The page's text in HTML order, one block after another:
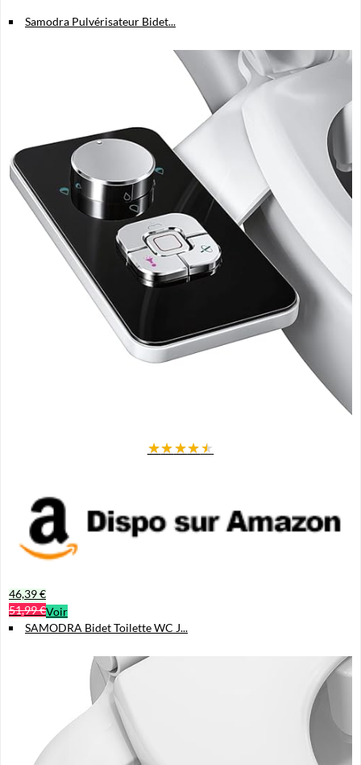
automatiquement après chaque utilisation, assurant une hygiène
: compatible avec la plupart des toilettes
standard, l'installation se fait en quelques minutes sans besoin de
: fabriqué en ABS robuste, avec robinet à
noyau en métal/céramique, adaptateur en laiton et tuyau acier tressé
pour une longue durée de vie.
Contrôle précis
: bouton poussoir réglable pour maîtriser la
pression de l'eau froide selon vos besoins.
Spécifications Techniques
Dimensions : 40 x 9 x 25 cm
Poids : 810 g environ
Couleur : Nickel brossé (chrome)
Accessoires inclus : adaptateur en T, tuyau acier tressé
Pourquoi choisir ce bidet ?
, en réduisant
Samodra Pulvérisateur Bidet...
★★★★★
46,39 €
51,99 €Voir
SAMODRA Bidet Toilette WC J...